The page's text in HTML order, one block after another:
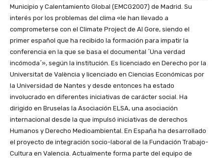
Municipio y Calentamiento Global (EMCG2007) de Madrid. Su
interés por los problemas del clima «le han llevado a
comprometerse con el Climate Project de Al Gore, siendo el
primer español que ha recibido la formación para impatir la
conferencia en la que se basa el documental ´Una verdad
incómoda´», según la institución. Es licenciado en Derecho por la
Universitat de València y licenciado en Ciencias Económicas por
la Universidad de Nantes y desde entonces ha estado
involucrado en diferentes iniciativas de carácter social. Ha
dirigido en Bruselas la Asociación ELSA, una asociación
internacional desde la que impulsó iniciativas de derechos
Humanos y Derecho Medioambiental. En España ha desarrollado
el proyecto de integración socio-laboral de la Fundación Trabajo-
Cultura en Valencia. Actualmente forma parte del equipo de